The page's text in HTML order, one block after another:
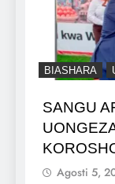
BIASHARA
SANGU
Agosti 5,